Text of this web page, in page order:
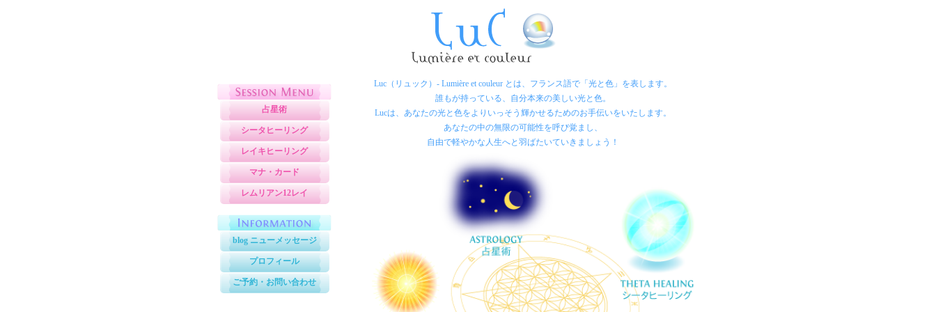
占星術
シータヒーリング
レイキヒーリング
マナ・カード
レムリアン12レイ
blog ニューメッセージ
プロフィール
ご予約・お問い合わせ
Luc（リュック）- Lumière et couleur とは、フランス語で「光と色」を表します。
誰もが持っている、自分本来の美しい光と色。
Lucは、あなたの光と色をよりいっそう輝かせるためのお手伝いをいたします。
あなたの中の無限の可能性を呼び覚まし、
自由で軽やかな人生へと羽ばたいていきましょう！